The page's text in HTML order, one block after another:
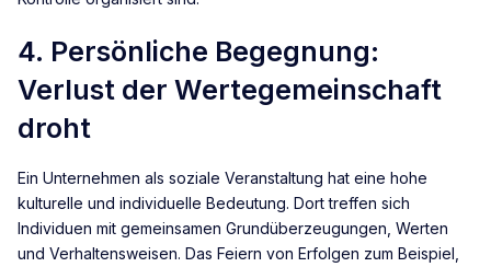
4. Persönliche Begegnung:
Verlust der Wertegemeinschaft
droht
Ein Unternehmen als soziale Veranstaltung hat eine hohe
kulturelle und individuelle Bedeutung. Dort treffen sich
Individuen mit gemeinsamen Grundüberzeugungen, Werten
und Verhaltensweisen. Das Feiern von Erfolgen zum Beispiel,